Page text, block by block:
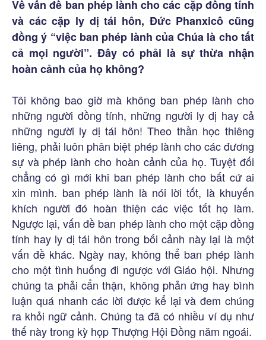
Về vấn đề ban phép lành cho các cặp đồng tính
và các cặp ly dị tái hôn, Đức Phanxicô cũng
đồng ý “việc ban phép lành của Chúa là cho tất
cả mọi người”. Đây có phải là sự thừa nhận
hoàn cảnh của họ không?
Tôi không bao giờ mà không ban phép lành cho
những người đồng tính, những người ly dị hay cả
những người ly dị tái hôn! Theo thần học thiêng
liêng, phải luôn phân biệt phép lành cho các đương
sự và phép lành cho hoàn cảnh của họ. Tuyệt đối
chẳng có gì mới khi ban phép lành cho bất cứ ai
xin mình. ban phép lành là nói lời tốt, là khuyến
khích người đó hoàn thiện các việc tốt họ làm.
Ngược lại, vấn đề ban phép lành cho một cặp đồng
tính hay ly dị tái hôn trong bối cảnh này lại là một
vấn đề khác. Ngày nay, không thể ban phép lành
cho một tình huống đi ngược với Giáo hội. Nhưng
chúng ta phải cẩn thận, không phản ứng hay bình
luận quá nhanh các lời được kể lại và đem chúng
ra khỏi ngữ cảnh. Chúng ta đã có nhiều ví dụ như
thế này trong kỳ họp Thượng Hội Đồng năm ngoái.